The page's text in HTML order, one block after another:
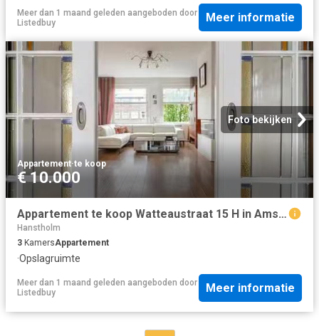
Meer dan 1 maand geleden aangeboden door
Listedbuy
Meer informatie
Foto bekijken
Appartement·te koop
€ 10.000
Appartement te koop Watteaustraat 15 H in Amsterdam voor € 725.
Hanstholm
3 KamersAppartement
·Opslagruimte
Meer dan 1 maand geleden aangeboden door
Listedbuy
Meer informatie